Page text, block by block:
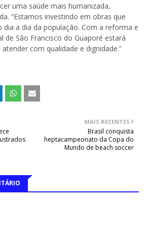
uma saúde mais humanizada,
“Estamos investindo em obras que
dia a dia da população. Com a reforma e
de São Francisco do Guaporé estará
com qualidade e dignidade.”
MAIS RECENTES
Brasil conquista
heptacampeonato da Copa do
Mundo de beach soccer